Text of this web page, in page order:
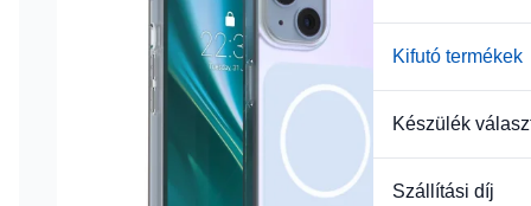
Kifutó termékek
Készülék
Szállítási díj